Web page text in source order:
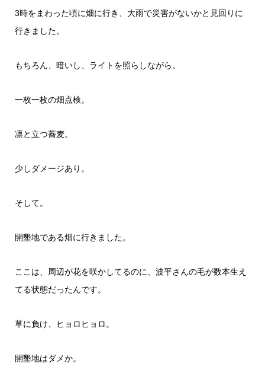
3時をまわった頃に畑に行き、大雨で災害がないかと見回りに
行きました。
もちろん、暗いし、ライトを照らしながら。
一枚一枚の畑点検。
凛と立つ蕎麦。
少しダメージあり。
そして。
開墾地である畑に行きました。
ここは、周辺が花を咲かしてるのに、波平さんの毛が数本生え
てる状態だったんです。
草に負け、ヒョロヒョロ。
開墾地はダメか。